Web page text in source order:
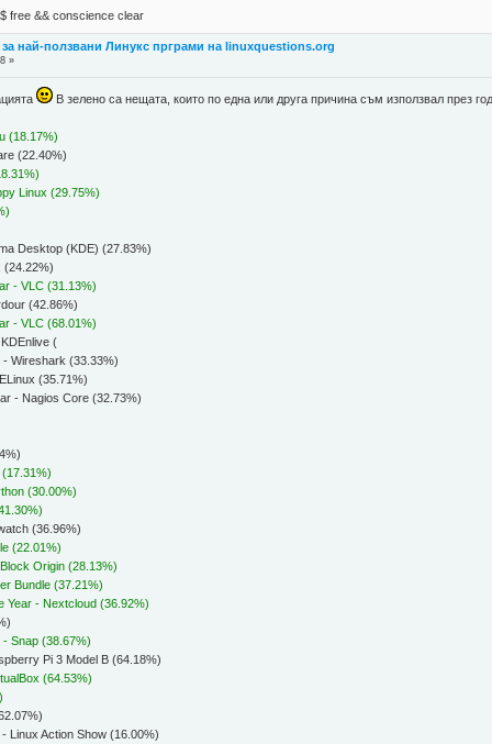
free && conscience clear
за най-ползвани Линукс прграми на linuxquestions.org
»
В зелено са нещата, които по една или друга причина съм използвал през
(18.17%)
(22.40%)
Linux (29.75%)
Desktop (KDE) (27.83%)
(24.22%)
- VLC (31.13%)
(42.86%)
- VLC (68.01%)
(
- Wireshark (33.33%)
(35.71%)
- Nagios Core (32.73%)
(30.00%)
(36.96%)
(22.01%)
Origin (28.13%)
Bundle (37.21%)
Year - Nextcloud (36.92%)
Snap (38.67%)
Pi 3 Model B (64.18%)
(64.53%)
Linux Action Show (16.00%)